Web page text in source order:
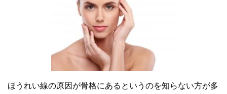
ほうれい線の原因が骨格にあるというのを知らない方が多